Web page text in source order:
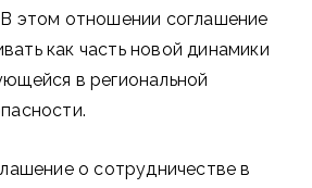
этом отношении соглашение
как часть новой динамики
в региональной
о сотрудничестве в